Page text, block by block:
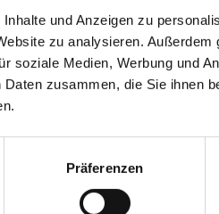
und Anzeigen zu
zu analysieren.
soziale Medien, Werbung und
zusammen, die Sie ihnen
Präferenzen
und Anwendungen. Bleiben
Uhr)